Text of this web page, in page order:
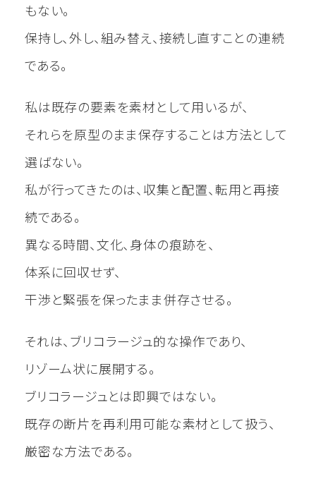
もない。
保持し、外し、組み替え、接続し直すことの連続
である。
私は既存の要素を素材として用いるが、
それらを原型のまま保存することは方法として
選ばない。
私が行ってきたのは、収集と配置、転用と再接
続である。
異なる時間、文化、身体の痕跡を、
体系に回収せず、
干渉と緊張を保ったまま併存させる。
それは、ブリコラージュ的な操作であり、
リゾーム状に展開する。
ブリコラージュとは即興ではない。
既存の断片を再利用可能な素材として扱う、
厳密な方法である。